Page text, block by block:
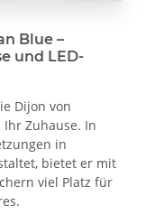
Blue –
und LED-
Dijon von
Zuhause. In
in
bietet er mit
viel Platz für